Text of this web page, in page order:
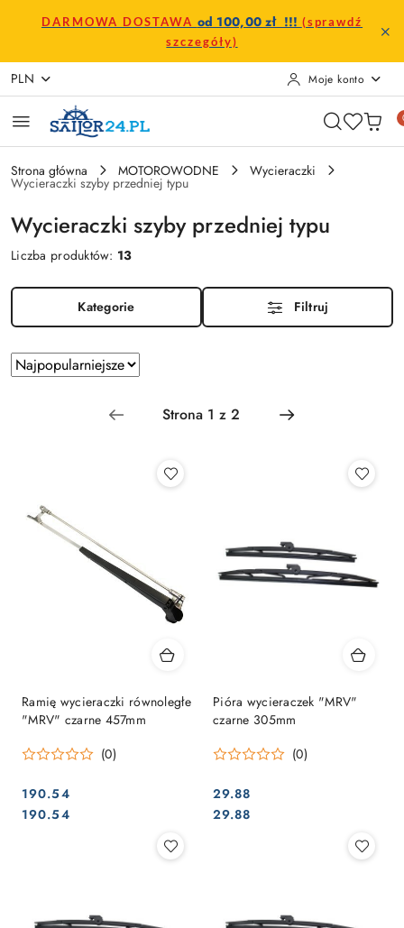
Przejdź do treści głównej
Przejdź do wyszukiwarki
Przejdź do moje konto
Przejdź do menu głównego
Przejdź do stopki
DARMOWA DOSTAWA od 100,00 zł !!! (sprawdź
szczegóły)
PLN Moje konto
Strona główna MOTOROWODNE Wycieraczki
Wycieraczki szyby przedniej typu
Wycieraczki szyby przedniej typu
Liczba produktów: 13
Kategorie Filtruj
Zastosowano
sortowanie:
Najpopularniejsze.
Sortuj
według
Ramię wycieraczki równoległe
"MRV" czarne 457mm
(0)
Cena:
190.54
Cena:
190.54
Pióra wycieraczek "MRV"
czarne 305mm
(0)
Cena:
29.88
Cena:
29.88